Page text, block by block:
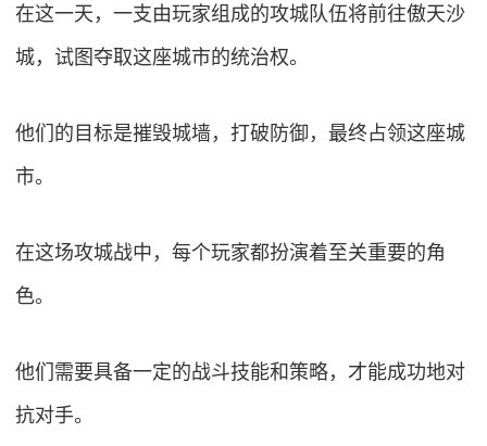
在这一天，一支由玩家组成的攻城队伍将前往傲天沙
城，试图夺取这座城市的统治权。
他们的目标是摧毁城墙，打破防御，最终占领这座城
市。
在这场攻城战中，每个玩家都扮演着至关重要的角
色。
他们需要具备一定的战斗技能和策略，才能成功地对
抗对手。